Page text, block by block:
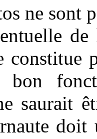
ne sont
constitue
saurait